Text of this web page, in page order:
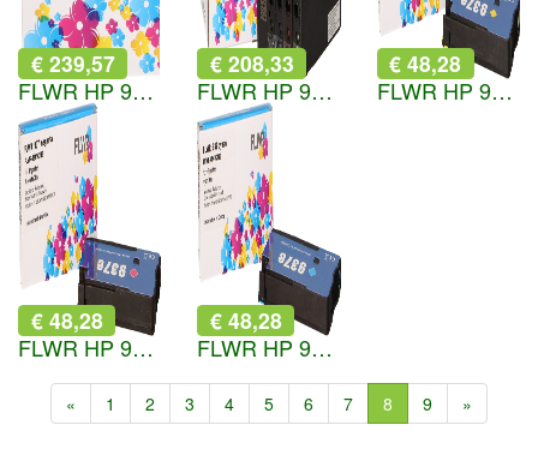
€ 239,57
FLWR HP 924e Multipack zwart en kleur
€ 208,33
FLWR HP 937e Multipack zwart en kleur
€ 48,28
FLWR HP 937e geel
€ 48,28
FLWR HP 937e magenta
€ 48,28
FLWR HP 937e cyaan
« 1 2 3 4 5 6 7 8 9 »